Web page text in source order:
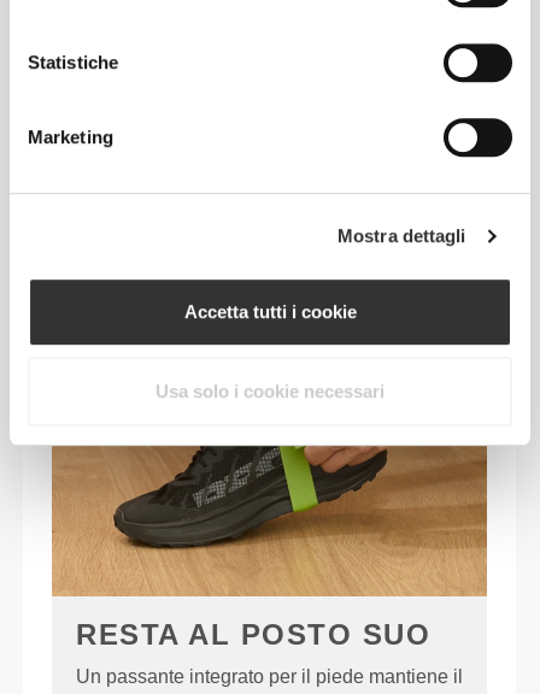
Statistiche
Marketing
Mostra dettagli
Accetta tutti i cookie
Usa solo i cookie necessari
RESTA AL POSTO SUO
Un passante integrato per il piede mantiene il